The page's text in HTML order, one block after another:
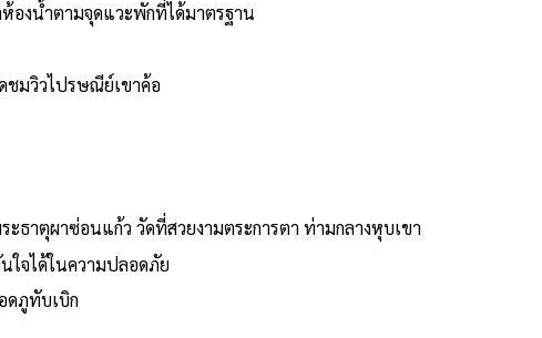
องน้ำตามจุดแวะพักที่ได้มาตรฐาน
ชมวิวไปรษณีย์เขาค้อ
ะธาตุผาซ่อนแก้ว วัดที่สวยงามตระการตา ท่ามกลางหุบเขา
จได้ในความปลอดภัย
ดภูทับเบิก